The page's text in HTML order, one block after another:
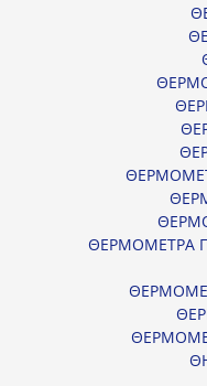
ΘΕΡΜΟΜΕΤΡΑ